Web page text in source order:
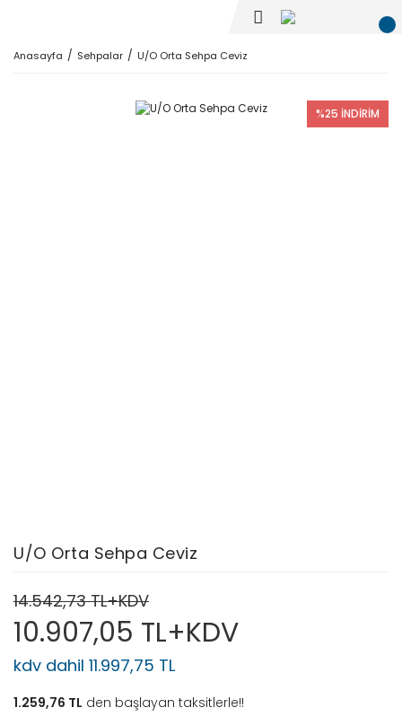
Anasayfa Sehpalar U/O Orta Sehpa Ceviz
%25 İNDİRİM
U/O Orta Sehpa Ceviz
14.542,73 TL+KDV
10.907,05 TL+KDV
kdv dahil 11.997,75 TL
1.259,76 TL den başlayan taksitlerle!!